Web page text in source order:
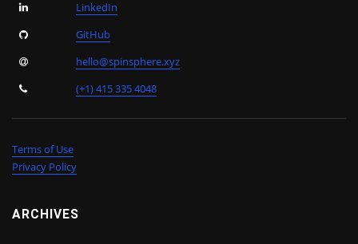
LinkedIn
GitHub
hello@spinsphere.xyz
(+1) 415 335 4048
Terms of Use
Privacy Policy
ARCHIVES